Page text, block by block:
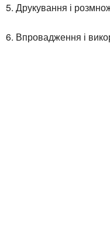
5. Друкування і
6. Впровадження і